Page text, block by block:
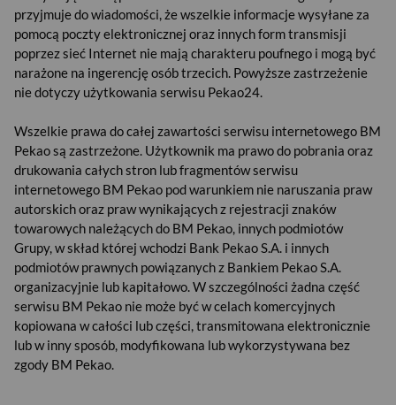
przyjmuje do wiadomości, że wszelkie informacje wysyłane za
pomocą poczty elektronicznej oraz innych form transmisji
poprzez sieć Internet nie mają charakteru poufnego i mogą być
narażone na ingerencję osób trzecich. Powyższe zastrzeżenie
nie dotyczy użytkowania serwisu Pekao24.
Wszelkie prawa do całej zawartości serwisu internetowego BM
Pekao są zastrzeżone. Użytkownik ma prawo do pobrania oraz
drukowania całych stron lub fragmentów serwisu
internetowego BM Pekao pod warunkiem nie naruszania praw
autorskich oraz praw wynikających z rejestracji znaków
towarowych należących do BM Pekao, innych podmiotów
Grupy, w skład której wchodzi Bank Pekao S.A. i innych
podmiotów prawnych powiązanych z Bankiem Pekao S.A.
organizacyjnie lub kapitałowo. W szczególności żadna część
serwisu BM Pekao nie może być w celach komercyjnych
kopiowana w całości lub części, transmitowana elektronicznie
lub w inny sposób, modyfikowana lub wykorzystywana bez
zgody BM Pekao.
EUR
CHF
AED
AUD